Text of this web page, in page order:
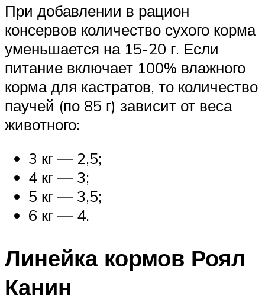
При добавлении в рацион
консервов количество сухого корма
уменьшается на 15-20 г. Если
питание включает 100% влажного
корма для кастратов, то количество
паучей (по 85 г) зависит от веса
животного:
3 кг — 2,5;
4 кг — 3;
5 кг — 3,5;
6 кг — 4.
Линейка кормов Роял
Канин